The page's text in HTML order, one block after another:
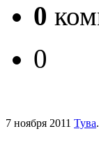
0
0
7 ноября 2011 Тува.